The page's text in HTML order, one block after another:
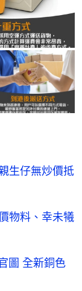
生仔無炒價抵
物料、幸未犧
圖 全新銅色